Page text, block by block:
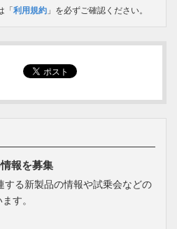
「利用規約 」を必ずご確認ください。
報を募集
る新製品の情報や試乗会などの
す。